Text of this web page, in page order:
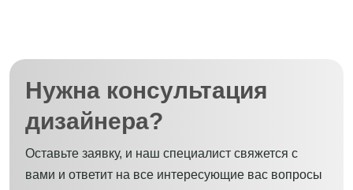
Нужна консультация
дизайнера?
Оставьте заявку, и наш специалист свяжется с
вами и ответит на все интересующие вас вопросы